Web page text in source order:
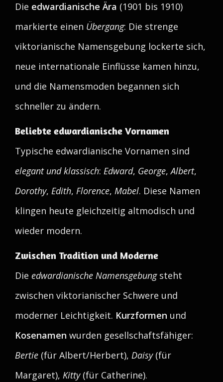
Die edwardianische Ära (1901 bis 1910)
markierte einen Übergang: Die strenge
viktorianische Namensgebung lockerte sich,
neue internationale Einflüsse kamen hinzu,
und die Namensmoden begannen sich
schneller zu ändern.
Beliebte edwardianische Vornamen
Typische edwardianische Vornamen sind
elegant und klassisch: Edward, George,Albert,
Dorothy, Edith, Florence, Mabel. Diese Namen
klingen heute gleichzeitig altmodisch und
wieder modern.
Zwischen Tradition und Moderne
Die edwardianische Namensgebungsteht
zwischen viktorianischer Schwere und
moderner Leichtigkeit. Kurzformen und
Kosenamen wurden gesellschaftsfähiger:
Bertie (für Albert/Herbert), Daisy(für
Margaret), Kitty(für Catherine).